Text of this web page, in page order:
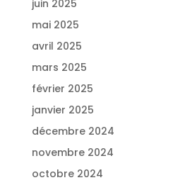
juin 2025
mai 2025
avril 2025
mars 2025
février 2025
janvier 2025
décembre 2024
novembre 2024
octobre 2024